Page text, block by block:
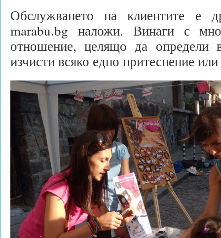
Обслужването на клиентите е
marabu.bg наложи. Винаги с
отношение, целящо да определи
изчисти всяко едно притеснение